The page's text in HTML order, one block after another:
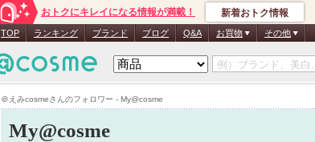
＠えみcosmeさんのフォロワー - My@cosme
おトクにキレイになる情報が満載！ 新着おトク情報
TOP ランキング ブランド ブログ Q&A お買物 その他
My@cosme
＠えみcosmeさん